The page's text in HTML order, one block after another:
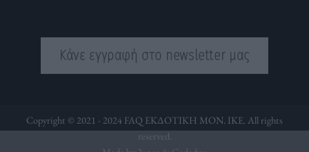
Κάνε εγγραφή στο newsletter μας
Copyright © 2021 - 2024 FAQ ΕΚΔΟΤΙΚΗ ΜΟΝ. ΙΚΕ. All rights
reserved.